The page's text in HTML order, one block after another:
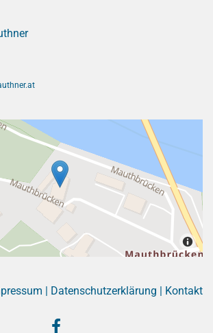
| Datenschutzerklärung | Kontakt